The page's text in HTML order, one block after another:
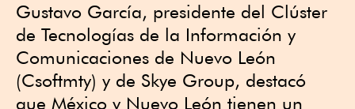
Gustavo García, presidente del Clúster
de Tecnologías de la Información y
Comunicaciones de Nuevo León
(Csoftmty) y de Skye Group, destacó
que México y Nuevo León tienen un